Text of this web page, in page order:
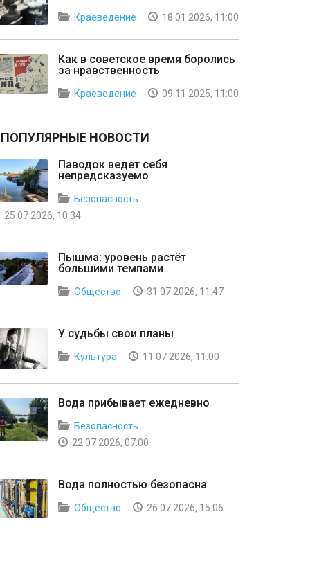
Краеведение 18 01 2026, 11:00
Как в советское время боролись
за нравственность
Краеведение 09 11 2025, 11:00
ПОПУЛЯРНЫЕ НОВОСТИ
Паводок ведет себя
непредсказуемо
Безопасность
25 07 2026, 10:34
Пышма: уровень растёт
большими темпами
Общество 31 07 2026, 11:47
У судьбы свои планы
Культура 11 07 2026, 11:00
Вода прибывает ежедневно
Безопасность
22 07 2026, 07:00
Вода полностью безопасна
Общество 26 07 2026, 15:06